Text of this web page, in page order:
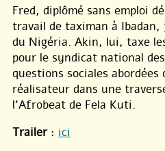
Fred, diplômé sans emploi
travail de taximan à Ibadan,
du Nigéria. Akin, lui, taxe
pour le syndicat national
questions sociales
réalisateur dans une
l’Afrobeat de Fela Kuti.
Trailer: ici